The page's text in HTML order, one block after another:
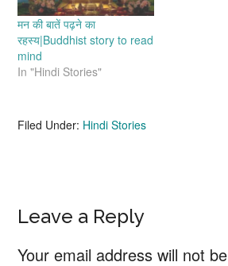
मन की बातें पढ़ने का
रहस्य|Buddhist story to read
mind
In "Hindi Stories"
Filed Under: Hindi Stories
Reader
Interactions
Leave a Reply
Your email address will not